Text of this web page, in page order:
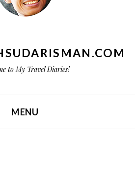
to My Travel Diaries!
MENU